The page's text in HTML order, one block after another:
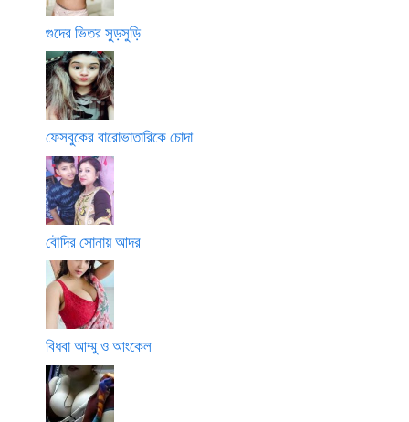
গুদের ভিতর সুড়সুড়ি
ফেসবুকের বারোভাতারিকে চোদা
বৌদির সোনায় আদর
বিধবা আম্মু ও আংকেল